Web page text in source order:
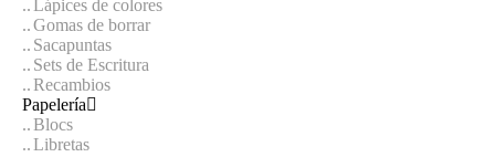
Lápices de colores
Gomas de borrar
Sacapuntas
Sets de Escritura
Recambios
Papelería
Blocs
Libretas